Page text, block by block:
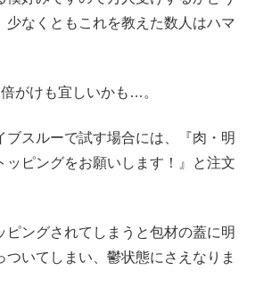
少なくともこれを教えた数人はハマ
がけも宜しいかも…。
ブスルーで試す場合には、『肉・明
ッピングをお願いします！』と注文
ピングされてしまうと包材の蓋に明
ついてしまい、鬱状態にさえなりま